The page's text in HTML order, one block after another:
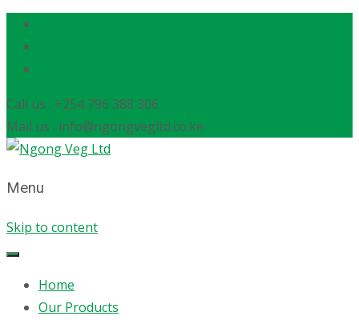
Call us : +254 796 388 306
Mail us : info@ngongvegltd.co.ke
Menu
Skip to content
Home
Our Products